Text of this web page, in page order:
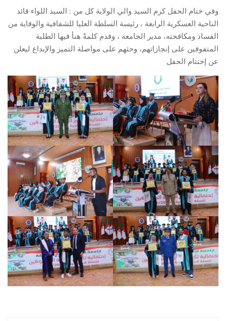
وفي ختام الحفل كرم السيد والي الولاية كل من : السيد اللواء قائد
الناحية العسكرية الرابعة ، رئيسة السلطة العليا للشفافية والوقاية من
الفساد ومكافحته، مدير الجامعة ، وقدم كلمةً هنأ فيها الطلبة
المتفوقين على إنجازاتهم، وحثهم على مواصلة التميز والإبداع ليعلن
عن إختتام الحفل